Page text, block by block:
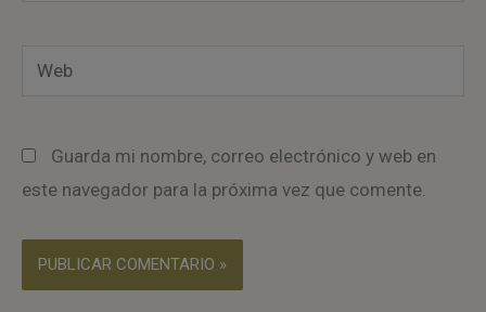
Web
Guarda mi nombre, correo electrónico y web en
este navegador para la próxima vez que comente.